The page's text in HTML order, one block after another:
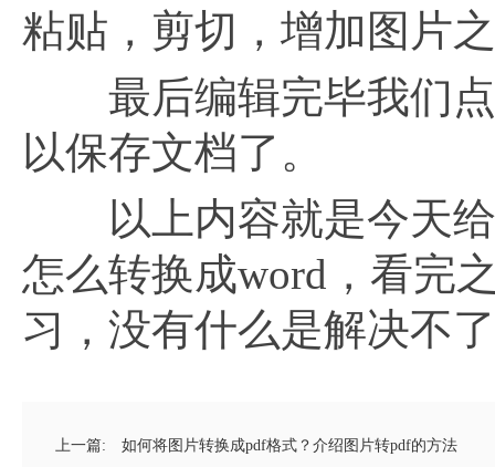
粘贴，剪切，增加图片
最后编辑完毕我们点
以保存文档了。
以上内容就是今天给
怎么转换成word，看完
习，没有什么是解决不
上一篇: 如何将图片转换成pdf格式？介绍图片转pdf的方法